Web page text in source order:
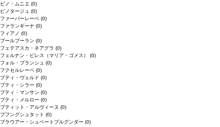
ピノ・ムニエ (0)
ピノタージュ (0)
ファーバーレーベ (0)
ファランギーナ (0)
フィアノ (0)
ブールブーラン (0)
フェテアスカ・ネアグラ (0)
フェルナン・ピレス（マリア・ゴメス） (0)
フォル・ブランシュ (0)
フクセルレーベ (0)
プティ・ヴェルド (0)
プティ・シラー (0)
プティ・マンサン (0)
プティ・メルロー (0)
プティット・アルヴィーヌ (0)
プフングシュタット (0)
ブラウアー・シュペートブルグンダー (0)